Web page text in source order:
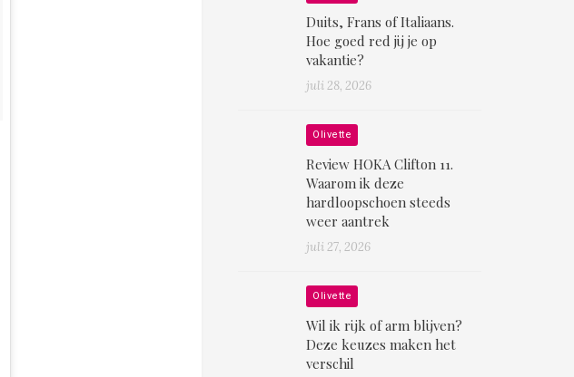
Duits, Frans of Italiaans.
Hoe goed red jij je op
vakantie?
juli 28, 2026
Olivette
Review HOKA Clifton 11.
Waarom ik deze
hardloopschoen steeds
weer aantrek
juli 27, 2026
Olivette
Wil ik rijk of arm blijven?
Deze keuzes maken het
verschil